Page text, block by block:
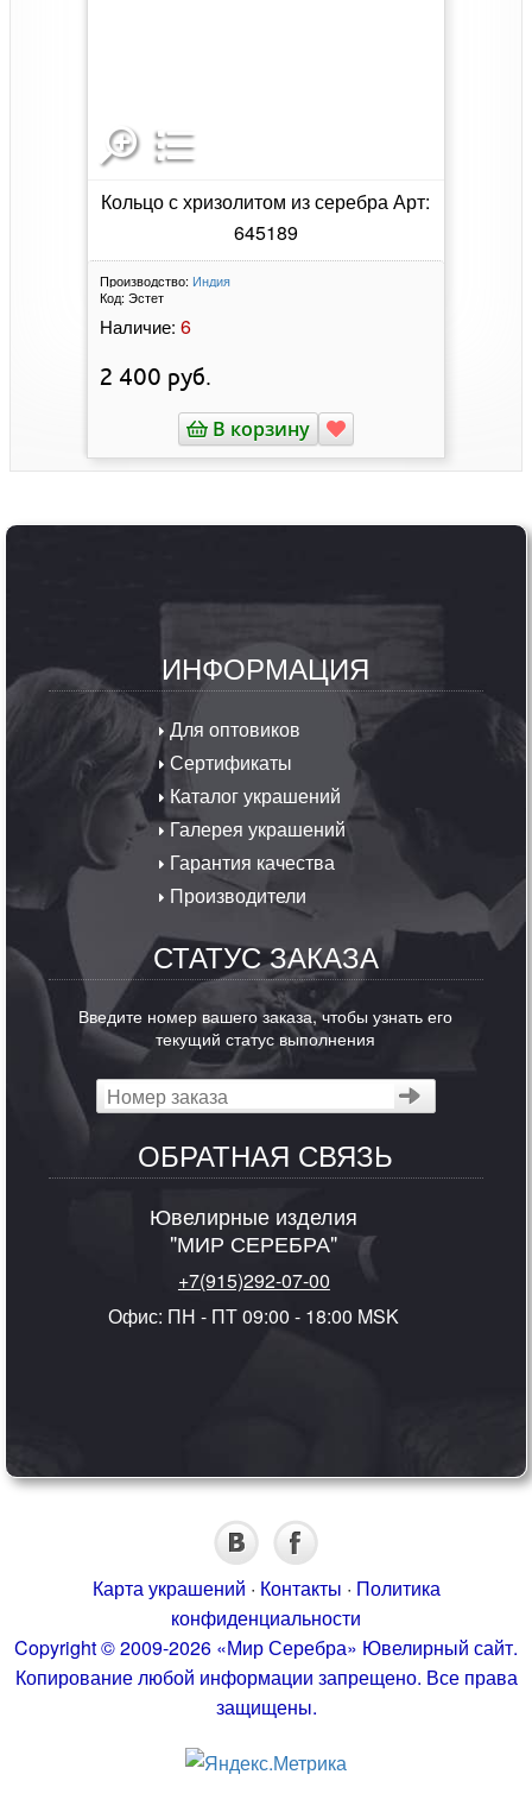
Кольцо с хризолитом из серебра Арт:
645189
Производство: Индия
Код: Эстет
Наличие: 6
2 400 руб.
В корзину
ИНФОРМАЦИЯ
Для оптовиков
Сертификаты
Каталог украшений
Галерея украшений
Гарантия качества
Производители
СТАТУС ЗАКАЗА
Введите номер вашего заказа, чтобы узнать его
текущий статус выполнения
ОБРАТНАЯ СВЯЗЬ
Ювелирные изделия
"МИР СЕРЕБРА"
+7(915)292-07-00
Офис: ПН - ПТ 09:00 - 18:00 MSK
Карта украшений · Контакты · Политика
конфиденциальности
Copyright © 2009-2026 «Мир Серебра» Ювелирный сайт.
Копирование любой информации запрещено. Все права
защищены.